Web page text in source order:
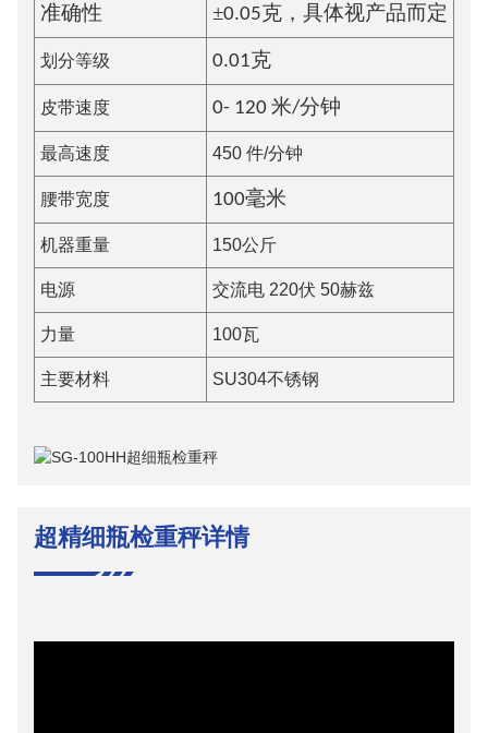
准确性 ±0.05克，具体视产品而定
划分等级 0.01克
皮带速度 0- 120 米/分钟
最高速度 450 件/分钟
腰带宽度 100毫米
机器重量 150公斤
电源 交流电 220伏 50赫兹
力量 100瓦
主要材料 SU304不锈钢
超精细瓶检重秤详情